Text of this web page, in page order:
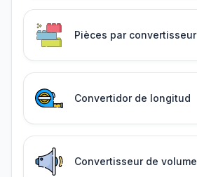
Pièces par convertisseur
Convertidor de longitud
Convertisseur de volume